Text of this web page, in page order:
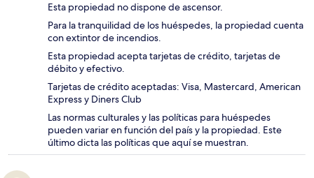
Esta propiedad no dispone de ascensor.
Para la tranquilidad de los huéspedes, la propiedad cuenta
con extintor de incendios.
Esta propiedad acepta tarjetas de crédito, tarjetas de
débito y efectivo.
Tarjetas de crédito aceptadas: Visa, Mastercard, American
Express y Diners Club
Las normas culturales y las políticas para huéspedes
pueden variar en función del país y la propiedad. Este
último dicta las políticas que aquí se muestran.